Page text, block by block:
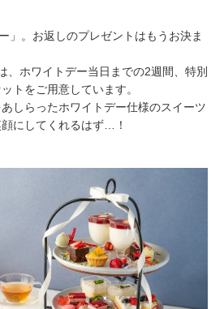
」。お返しのプレゼントはもうお決ま
、ホワイトデー当日までの2週間、特別
トをご用意しています。
しらったホワイトデー仕様のスイーツ
にしてくれるはず…！